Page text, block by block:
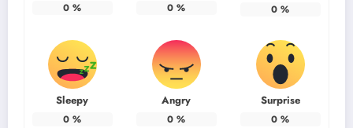
0 % 0 % 0 %
Sleepy
0 %
Angry
0 %
Surprise
0 %